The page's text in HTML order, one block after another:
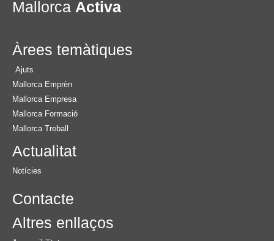
Mallorca Activa
Àrees temàtiques
Ajuts
Mallorca Emprèn
Mallorca Empresa
Mallorca Formació
Mallorca Treball
Actualitat
Notícies
Contacte
Altres enllaços